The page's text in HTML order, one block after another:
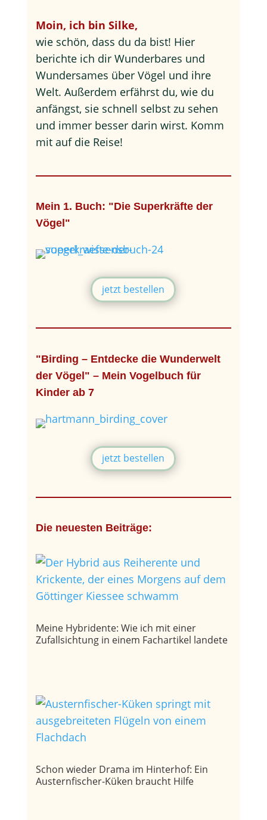
Moin, ich bin Silke,
wie schön, dass du da bist! Hier
berichte ich dir Wunderbares und
Wundersames über Vögel und ihre
Welt. Außerdem erfährst du, wie du
anfängst, sie schnell selbst zu sehen
und immer besser darin wirst. Komm
mit auf die Reise!
Mein 1. Buch: "Die Superkräfte der
Vögel"
jetzt bestellen
"Birding – Entdecke die Wunderwelt
der Vögel" – Mein Vogelbuch für
Kinder ab 7
jetzt bestellen
Die neuesten Beiträge:
Meine Hybridente: Wie ich mit einer
Zufallsichtung in einem Fachartikel landete
Schon wieder Drama im Hinterhof: Ein
Austernfischer-Küken braucht Hilfe